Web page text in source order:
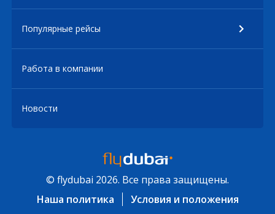
Популярные рейсы
Работа в компании
Новости
© flydubai 2026. Все права защищены.
Наша политика
Условия и положения